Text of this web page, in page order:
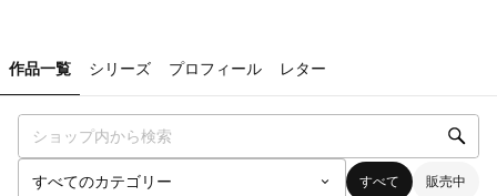
作品一覧 シリーズ プロフィール レター
すべて 販売中